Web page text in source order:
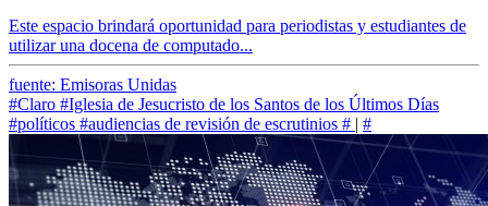
Este espacio brindará oportunidad para periodistas y estudiantes de
utilizar una docena de computado...
fuente: Emisoras Unidas
#Claro #Iglesia de Jesucristo de los Santos de los Últimos Días
#políticos #audiencias de revisión de escrutinios # | #